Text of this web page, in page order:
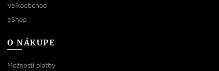
Veľkoobchod
eShop
O NÁKUPE
Možnosti platby